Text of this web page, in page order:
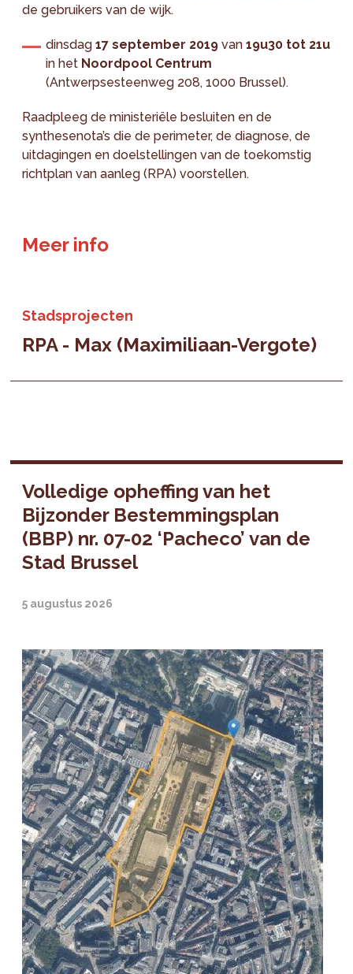
de gebruikers van de wijk.
dinsdag17 september 2019 van19u30 tot 21u
in het Noordpool Centrum
(Antwerpsesteenweg 208, 1000 Brussel).
Raadpleeg de ministeriële besluiten en de
synthesenota’s die de perimeter, de diagnose, de
uitdagingen en doelstellingen van de toekomstig
richtplan van aanleg (RPA) voorstellen.
Meer info
Stadsprojecten
RPA - Max (Maximiliaan-Vergote)
Volledige opheffing van het
Bijzonder Bestemmingsplan
(BBP) nr. 07-02 ‘Pacheco’ van de
Stad Brussel
5 augustus 2026